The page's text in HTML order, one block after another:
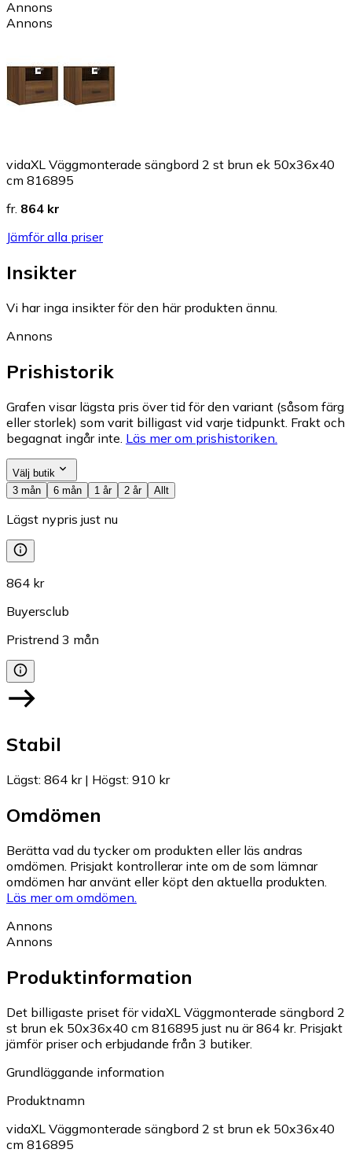
Annons
Annons
vidaXL Väggmonterade sängbord 2 st brun ek 50x36x40
cm 816895
fr. 864 kr
Jämför alla priser
Insikter
Vi har inga insikter för den här produkten ännu.
Annons
Prishistorik
Grafen visar lägsta pris över tid för den variant (såsom färg
eller storlek) som varit billigast vid varje tidpunkt. Frakt och
begagnat ingår inte. Läs mer om prishistoriken.
Välj butik
3 mån
6 mån 1 år 2 år Allt
Lägst nypris just nu
864 kr
Buyersclub
Pristrend 3 mån
Stabil
Lägst: 864 kr| Högst: 910 kr
Omdömen
Berätta vad du tycker om produkten eller läs andras
omdömen. Prisjakt kontrollerar inte om de som lämnar
omdömen har använt eller köpt den aktuella produkten.
Läs mer om omdömen.
Annons
Annons
Produktinformation
Det billigaste priset för vidaXL Väggmonterade sängbord 2
st brun ek 50x36x40 cm 816895 just nu är 864 kr. Prisjakt
jämför priser och erbjudande från 3 butiker.
Grundläggande information
Produktnamn
vidaXL Väggmonterade sängbord 2 st brun ek 50x36x40
cm 816895